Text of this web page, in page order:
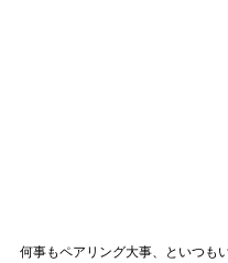
何事もペアリング大事、といつも